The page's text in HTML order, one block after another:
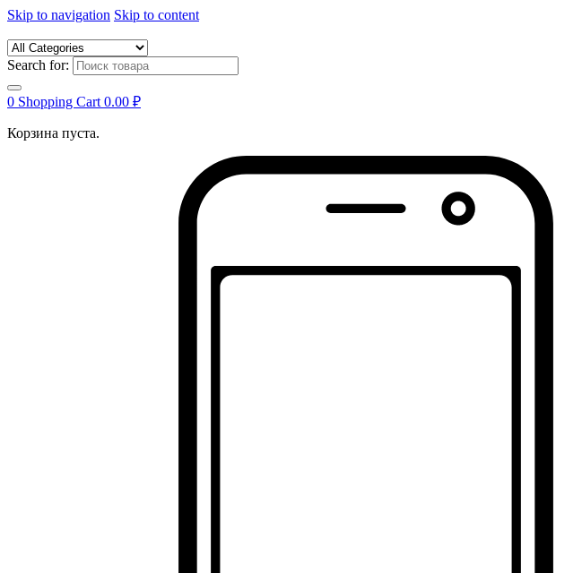
Skip to navigation Skip to content
Search for:
0 Shopping Cart 0.00 ₽
Корзина пуста.